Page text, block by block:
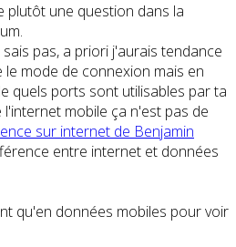
plutôt une question dans la
pas, a priori j'aurais tendance
mode de connexion mais en
quels ports sont utilisables par ta
mobile ça n'est pas de
sur internet de Benjamin
entre internet et données
qu'en données mobiles pour voir